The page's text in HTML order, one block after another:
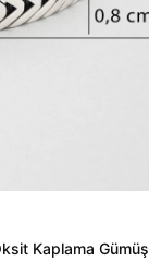
Kaplama Gümüş